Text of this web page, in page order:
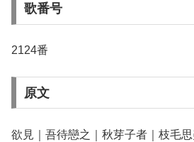
歌番号
2124番
原文
欲見｜吾待戀之｜秋芽子者｜枝毛